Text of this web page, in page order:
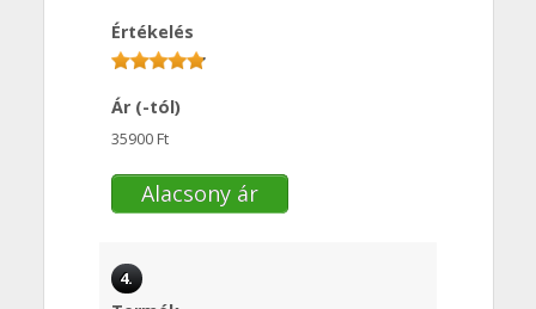
Értékelés
Ár (-tól)
35900 Ft
Alacsony ár
4.